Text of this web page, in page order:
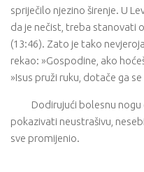
spriječilo njezino širenje. U
da je nečist, treba stanovati
(13:46). Zato je tako
rekao: »Gospodine, ako
»Isus pruži ruku, dotače ga se
Dodirujući bolesnu
pokazivati neustrašivu,
sve promijenio.